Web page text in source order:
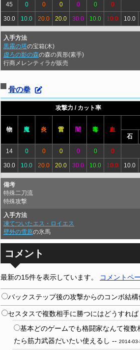
45 0 0 0 0 0 0
30.0
10.0 20.0 20.0 30.0 10.0 10.0 10.0
入手方法
黒霧の塔の宝箱(木)
虚ろの影の森の森の異形(素手)
行商メレンティラが販売
骨の拳
攻撃力 / カット率
物
魔 炎 雷 闇 毒 血
石
14 0 0 0 0 0
0
30.0
10.0 20.0 20.0 30.0 10.0 10.0 10.0
備考
特殊二刀流
特殊攻撃
入手方法
凍てついたエス・ロイエス
壁外の雪原の氷馬
コメント
最新の15件を表示しています。 コメントペ
バックステップ後の攻撃からのコンボ結
セスタスで複数相手に勝つにはどうすれ
基本どのゲームでも格闘家なんて複
たら筋力武器だいたい使えるし -- 2014-